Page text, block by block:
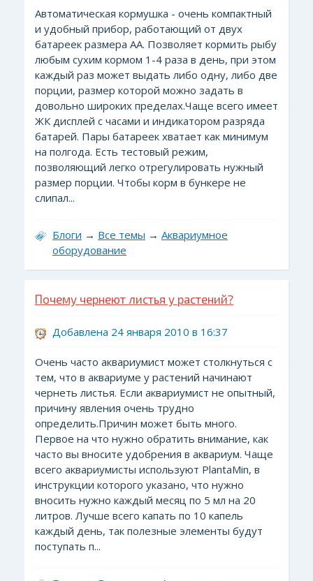
Автоматическая кормушка - очень компактный
и удобный прибор, работающий от двух
батареек размера АА. Позволяет кормить рыбу
любым сухим кормом 1-4 раза в день, при этом
каждый раз может выдать либо одну, либо две
порции, размер которой можно задать в
довольно широких пределах.Чаще всего имеет
ЖК дисплей с часами и индикатором разряда
батарей. Пары батареек хватает как минимум
на полгода. Есть тестовый режим,
позволяющий легко отрегулировать нужный
размер порции. Чтобы корм в бункере не
слипал...
Блоги → Все темы → Аквариумное
оборудование
Почему чернеют листья у растений?
Добавлена 24 января 2010 в 16:37
Очень часто аквариумист может столкнуться с
тем, что в аквариуме у растений начинают
чернеть листья. Если аквариумист не опытный,
причину явления очень трудно
определить.Причин может быть много.
Первое на что нужно обратить внимание, как
часто вы вносите удобрения в аквариум. Чаще
всего аквариумисты используют PlantaMin, в
инструкции которого указано, что нужно
вносить нужно каждый месяц по 5 мл на 20
литров. Лучше всего капать по 10 капель
каждый день, так полезные элементы будут
поступать п...